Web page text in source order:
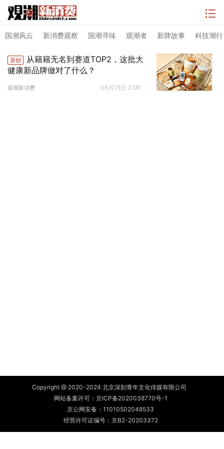
国潮风云 新消费观察 国潮寻味 观潮者 新牌故事 科技潮行
原创
从籍籍无名到赛道TOP2，这批大
健康新品牌做对了什么？
观潮新消费 06月15日 23时
Copyright @ 2020-2024 北京深刻青年文化传媒有限公司
网站备案许可： 京ICP备2020038770号-1
京公网安备： 11010502048533
经营许可证编号：京B2-20203372